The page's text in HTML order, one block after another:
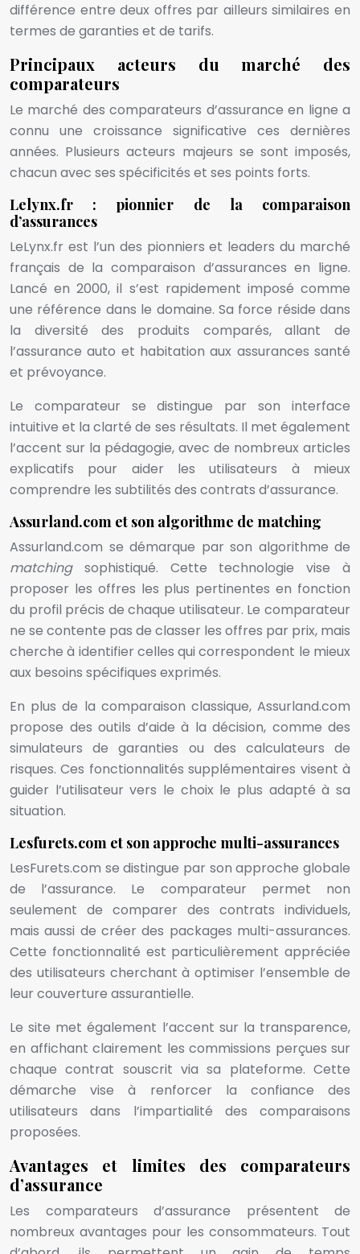
différence entre deux offres par ailleurs similaires en
termes de garanties et de tarifs.
Principaux acteurs du marché des
comparateurs
Le marché des comparateurs d’assurance en ligne a
connu une croissance significative ces dernières
années. Plusieurs acteurs majeurs se sont imposés,
chacun avec ses spécificités et ses points forts.
Lelynx.fr : pionnier de la comparaison
d’assurances
LeLynx.fr est l’un des pionniers et leaders du marché
français de la comparaison d’assurances en ligne.
Lancé en 2000, il s’est rapidement imposé comme
une référence dans le domaine. Sa force réside dans
la diversité des produits comparés, allant de
l’assurance auto et habitation aux assurances santé
et prévoyance.
Le comparateur se distingue par son interface
intuitive et la clarté de ses résultats. Il met également
l’accent sur la pédagogie, avec de nombreux articles
explicatifs pour aider les utilisateurs à mieux
comprendre les subtilités des contrats d’assurance.
Assurland.com et son algorithme de matching
Assurland.com se démarque par son algorithme de
matching sophistiqué. Cette technologie vise à
proposer les offres les plus pertinentes en fonction
du profil précis de chaque utilisateur. Le comparateur
ne se contente pas de classer les offres par prix, mais
cherche à identifier celles qui correspondent le mieux
aux besoins spécifiques exprimés.
En plus de la comparaison classique, Assurland.com
propose des outils d’aide à la décision, comme des
simulateurs de garanties ou des calculateurs de
risques. Ces fonctionnalités supplémentaires visent à
guider l’utilisateur vers le choix le plus adapté à sa
situation.
Lesfurets.com et son approche multi-assurances
LesFurets.com se distingue par son approche globale
de l’assurance. Le comparateur permet non
seulement de comparer des contrats individuels,
mais aussi de créer des packages multi-assurances.
Cette fonctionnalité est particulièrement appréciée
des utilisateurs cherchant à optimiser l’ensemble de
leur couverture assurantielle.
Le site met également l’accent sur la transparence,
en affichant clairement les commissions perçues sur
chaque contrat souscrit via sa plateforme. Cette
démarche vise à renforcer la confiance des
utilisateurs dans l’impartialité des comparaisons
proposées.
Avantages et limites des comparateurs
d’assurance
Les comparateurs d’assurance présentent de
nombreux avantages pour les consommateurs. Tout